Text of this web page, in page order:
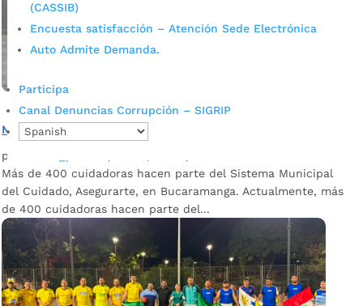
(CASSIB)
Encuesta satisfacción – Atención Sede Electrónica
Auto Admite Demanda.
Participa
Canal Denuncias Corrupción – SIGRIP
Más de 400 cuidadoras conforman Asegurarte
por
Más de 400 cuidadoras hacen parte del Sistema Municipal
del Cuidado, Asegurarte, en Bucaramanga. Actualmente, más
de 400 cuidadoras hacen parte del...